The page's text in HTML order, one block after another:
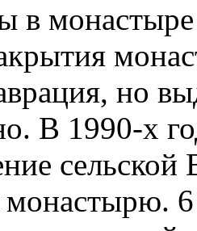
в
но
В 1990-х
монастырю.